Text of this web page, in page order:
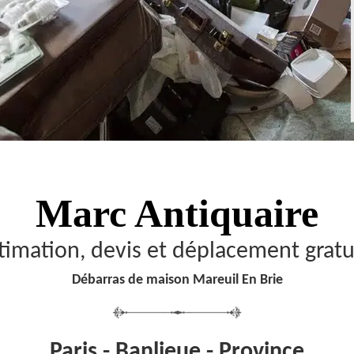
Marc Antiquaire
devis et déplacement
Débarras de maison Mareuil En Brie